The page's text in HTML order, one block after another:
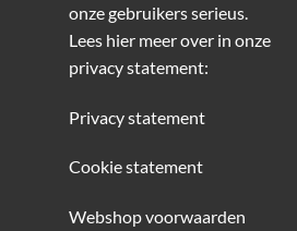
onze gebruikers serieus.
Lees hier meer over in onze
privacy statement:
Privacy statement
Cookie statement
Webshop voorwaarden